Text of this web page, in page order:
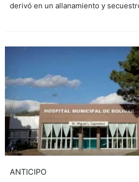
derivó en un allanamiento y
ANTICIPO